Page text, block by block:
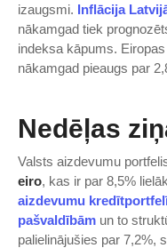
izaugsmi. ​Inflācija
nākamgad tiek
indeksa kāpums.
nākamgad pieaugs par
Nedēļas
Valsts aizdevumu
eiro, kas ir par 8,5%
aizdevumu
pašvaldībām​ un to
palielinājušies par 7,2%,